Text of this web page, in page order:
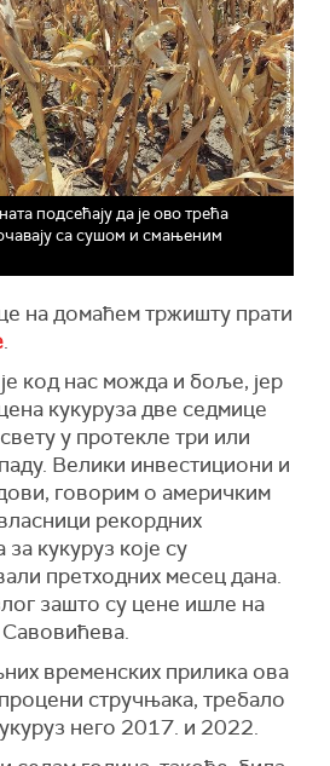
подсећају да је ово трећа
са сушом и смањеним
на домаћем тржишту прати
.
код нас можда и боље, јер
кукуруза две седмице
у протекле три или
Велики инвестициони и
говорим о америчким
рекордних
кукуруз које су
претходних месец дана.
зашто су цене ишле на
временских прилика ова
стручњака, требало
него 2017. и 2022.